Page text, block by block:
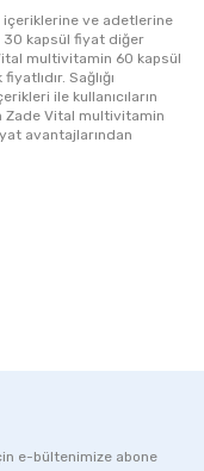
ve adetlerine
kapsül fiyat diğer
multivitamin 60 kapsül
Sağlığı
ile kullanıcıların
Zade Vital multivitamin
avantajlarından
e-bültenimize abone